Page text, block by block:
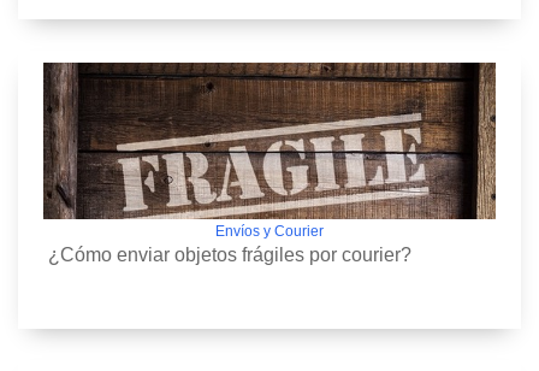
Envíos y Courier
¿Cómo enviar objetos frágiles por courier?